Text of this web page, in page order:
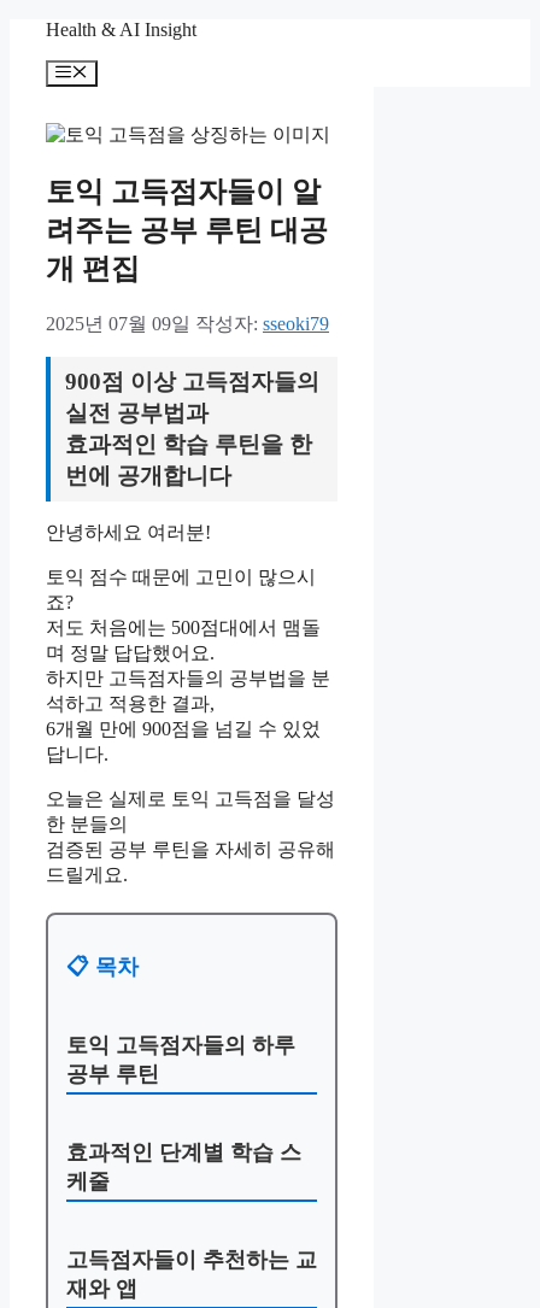
Health & AI Insight
메
토익 고득점자들이 알
려주는 공부 루틴 대공
개 편집
2025년 07월 09일 작성자: sseoki79
900점 이상 고득점자들의
실전 공부법과
효과적인 학습 루틴을 한
번에 공개합니다
안녕하세요 여러분!
토익 점수 때문에 고민이 많으시
죠?
저도 처음에는 500점대에서 맴돌
며 정말 답답했어요.
하지만 고득점자들의 공부법을 분
석하고 적용한 결과,
6개월 만에 900점을 넘길 수 있었
답니다.
오늘은 실제로 토익 고득점을 달성
한 분들의
검증된 공부 루틴을 자세히 공유해
드릴게요.
📋 목차
토익 고득점자들의 하루
공부 루틴
효과적인 단계별 학습 스
케줄
고득점자들이 추천하는 교
재와 앱